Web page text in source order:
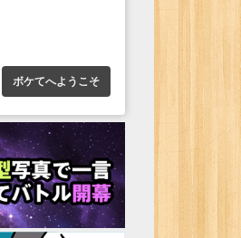
ボケてへようこそ